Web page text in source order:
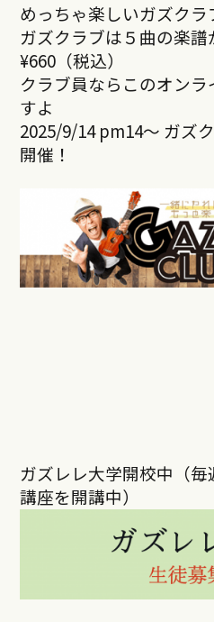
めっちゃ楽しいガズクラ
ガズクラブは５曲の楽譜
¥660（税込）
クラブ員ならこのオン
すよ
2025/9/14 pm14～ ガズ
開催！
ガズレレ大学開校中（
講座を開講中）